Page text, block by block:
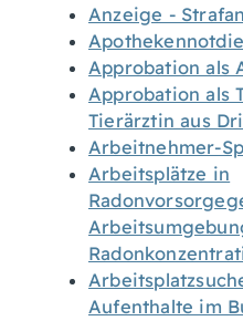
Anzeige -
Approbation als
Approbation als
Tierärztin aus
Arbeitnehmer-
Arbeitsplätze in
Aufenthalte im